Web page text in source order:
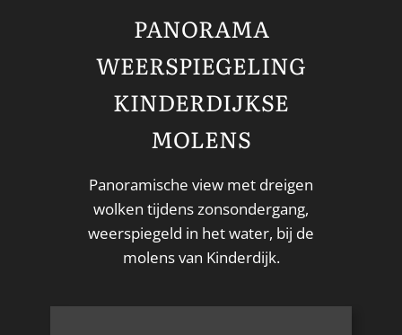
PANORAMA
WEERSPIEGELING
KINDERDIJKSE
MOLENS
Panoramische view met dreigen
wolken tijdens zonsondergang,
weerspiegeld in het water, bij de
molens van Kinderdijk.